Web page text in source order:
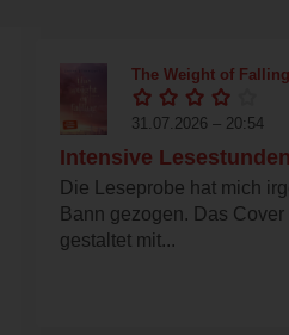
The Weight of
31.07.2026 – 20:54
Intensive Lesestunden
​Die Leseprobe hat mich
Bann gezogen. Das
gestaltet mit...